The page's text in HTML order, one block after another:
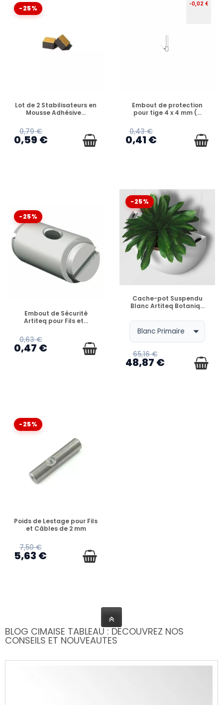
-25%
EN STOCK
Lot de 2 Stabilisateurs en
Mousse Adhésive...
0,79 €
0,59 €
-0,02 €
EN STOCK
Embout de protection
pour tige 4 x 4 mm (...
0,43 €
0,41 €
-25%
EN STOCK
Embout de Sécurité
Artiteq pour Fils et...
0,63 €
0,47 €
-25%
EN STOCK
Cache-pot Suspendu
Blanc Artiteq Botaniq...
65,16 €
48,87 €
-25%
EN STOCK
Poids de Lestage pour Fils
et Câbles de 2 mm
7,50 €
5,63 €
BLOG CIMAISE TABLEAU : DECOUVREZ NOS
CONSEILS ET NOUVEAUTES